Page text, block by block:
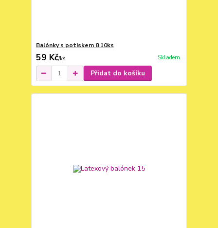
Balónky s potiskem 8 10ks
59 Kč/ks Skladem
Přidat do košíku